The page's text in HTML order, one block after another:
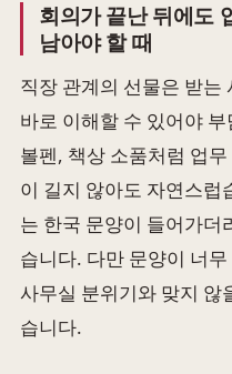
회의가 끝난 뒤에도
남아야 할 때
직장 관계의 선물은 받는
바로 이해할 수 있어야
볼펜, 책상 소품처럼 업
이 길지 않아도 자연스럽
는 한국 문양이 들어가더
습니다. 다만 문양이 너
사무실 분위기와 맞지 않
습니다.